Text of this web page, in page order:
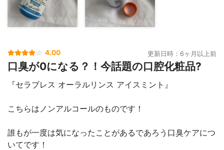
4.00 更新日時：6ヶ月以上前
口臭が0になる？！今話題の口腔化粧品?
『セラブレス オーラルリンス アイスミント』
こちらはノンアルコールのものです！
誰もが一度は気になったことがあるであろう口臭ケアにつ
いてです！